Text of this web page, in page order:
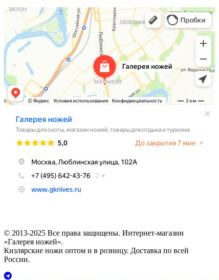
© 2013-2025 Все права защищены. Интернет-магазин
«Галерея ножей».
Кизлярские ножи оптом и в розницу. Доставка по всей
России.